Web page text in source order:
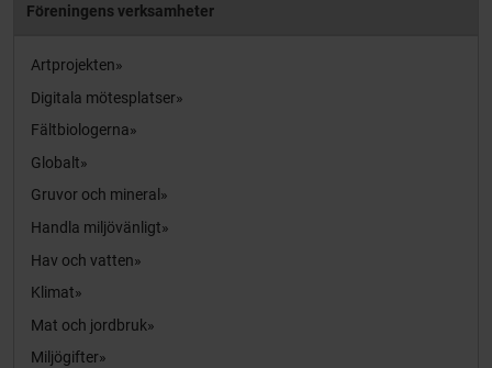
Föreningens verksamheter
Artprojekten
Digitala mötesplatser
Fältbiologerna
Globalt
Gruvor och mineral
Handla miljövänligt
Hav och vatten
Klimat
Mat och jordbruk
Miljögifter